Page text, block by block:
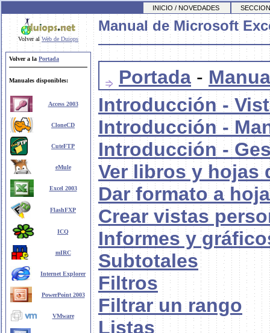
INICIO / NOVEDADES
Volver alWeb de Duiops
Volver a la Portada
Manuales disponibles:
Access 2003
CloneCD
CuteFTP
eMule
Excel 2003
FlashFXP
ICQ
mIRC
Internet Explorer
PowerPoint 2003
VMware
Manual de Microsoft
Portada -
Introducción -
Introducción -
Introducción -
Ver libros y hojas
Dar formato a
Crear vistas
Informes y
Subtotales
Filtros
Filtrar un rango
Listas